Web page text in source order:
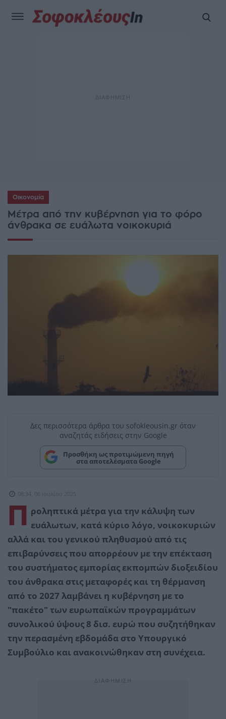
Οικονομία
Μέτρα από την κυβέρνηση για το φόρο
άνθρακα σε ευάλωτα νοικοκυριά
Δες περισσότερα άρθρα του sofokleousin.gr όταν
αναζητάς ειδήσεις στην Google
Προσθήκη ως προτιμώμενη πηγή
στα αποτελέσματα Google
08:34, 06 Ιουλίου 2025
Π
ροληπτικά μέτρα για την κάλυψη των
ευάλωτων, κατά κύριο λόγο, νοικοκυριών
αλλά και του γενικού πληθυσμού από τις
επιβαρύνσεις που απορρέουν με την επέκταση
του συστήματος εμπορίας εκπομπών διοξειδίου
του άνθρακα στις μεταφορές και τη θέρμανση
από το 2027 λαμβάνει η κυβέρνηση με το
"πακέτο" των ευρωπαϊκών προγραμμάτων
συνολικού ύψους 8 δισ. ευρώ που συζητήθηκαν
την περασμένη εβδομάδα στο Υπουργικό
Συμβούλιο και ανακοινώθηκαν στη συνέχεια.